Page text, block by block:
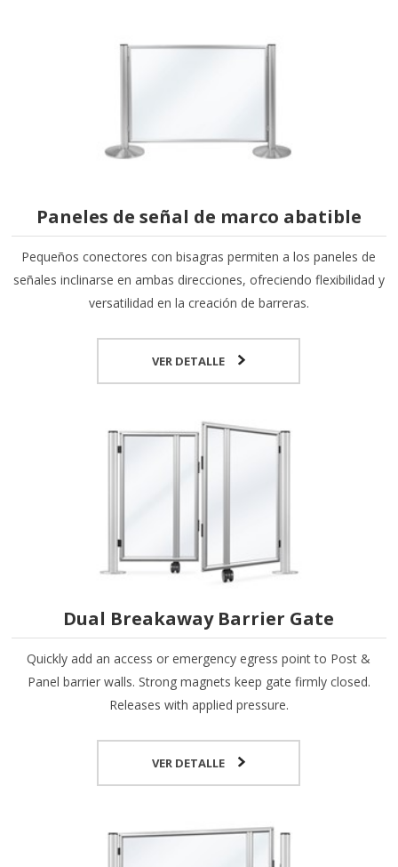
Paneles de señal de marco abatible
Pequeños conectores con bisagras permiten a los paneles de
señales inclinarse en ambas direcciones, ofreciendo flexibilidad y
versatilidad en la creación de barreras.
VER DETALLE
Dual Breakaway Barrier Gate
Quickly add an access or emergency egress point to Post &
Panel barrier walls. Strong magnets keep gate firmly closed.
Releases with applied pressure.
VER DETALLE